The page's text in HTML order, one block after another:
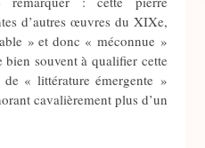
d’autres œuvres du XIXe,
» et donc « méconnue »
souvent à qualifier cette
« littérature émergente »
cavalièrement plus d’un